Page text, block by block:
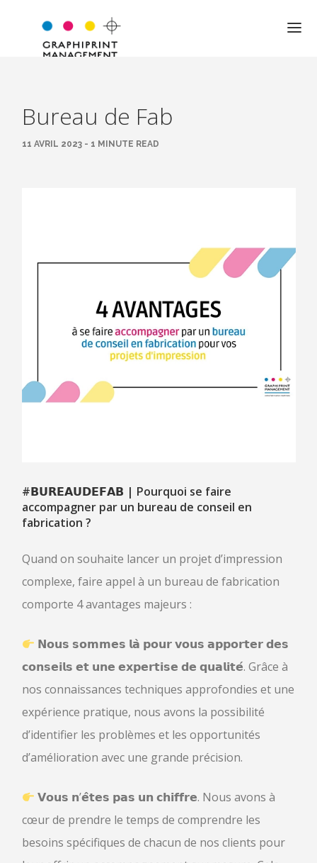
CAS CLIENTS
TÉMOIGNAGES
Bureau de Fab
11 AVRIL 2023 - 1 MINUTE READ
#𝗕𝗨𝗥𝗘𝗔𝗨𝗗𝗘𝗙𝗔𝗕 | Pourquoi se faire
accompagner par un bureau de conseil en
fabrication ?
Quand on souhaite lancer un projet d’impression
complexe, faire appel à un bureau de fabrication
comporte 4 avantages majeurs :
𝗡𝗼𝘂𝘀 𝘀𝗼𝗺𝗺𝗲𝘀 𝗹𝗮̀ 𝗽𝗼𝘂𝗿 𝘃𝗼𝘂𝘀 𝗮𝗽𝗽𝗼𝗿𝘁𝗲𝗿 𝗱𝗲𝘀
𝗰𝗼𝗻𝘀𝗲𝗶𝗹𝘀 𝗲𝘁 𝘂𝗻𝗲 𝗲𝘅𝗽𝗲𝗿𝘁𝗶𝘀𝗲 𝗱𝗲 𝗾𝘂𝗮𝗹𝗶𝘁𝗲́. Grâce à
nos connaissances techniques approfondies et une
expérience pratique, nous avons la possibilité
d’identifier les problèmes et les opportunités
d’amélioration avec une grande précision.
𝗩𝗼𝘂𝘀 𝗻’𝗲̂𝘁𝗲𝘀 𝗽𝗮𝘀 𝘂𝗻 𝗰𝗵𝗶𝗳𝗳𝗿𝗲. Nous avons à
cœur de prendre le temps de comprendre les
besoins spécifiques de chacun de nos clients pour